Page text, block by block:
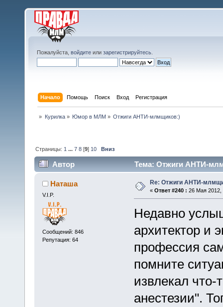
Пожалуйста, войдите или зарегистрируйтесь
Начало Помощь Поиск Вход Регистрация
» Курилка» Юмор в МЛМ » Отжиги АНТИ-млмщиков:)
Страницы: 1 ...7 8 [9] 10 Вниз
Автор Тема: Отжиги АНТИ-
Наташа
V.I.P.
Сообщений: 846
Репутация: 64
Re: Отжиги АНТИ-
« Ответ #240 : 26 Мая 2012,
Недавно
архитектор и
профессия
помните
извлекал
анестезии".